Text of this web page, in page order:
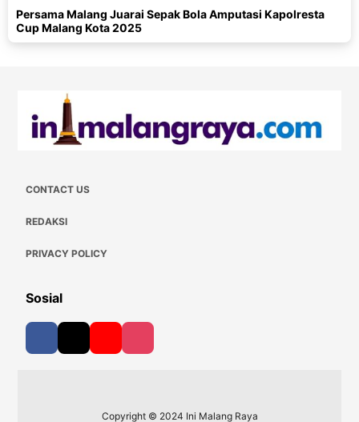
Persama Malang Juarai Sepak Bola Amputasi Kapolresta
Cup Malang Kota 2025
CONTACT US
REDAKSI
PRIVACY POLICY
Sosial
Copyright © 2024 Ini Malang Raya